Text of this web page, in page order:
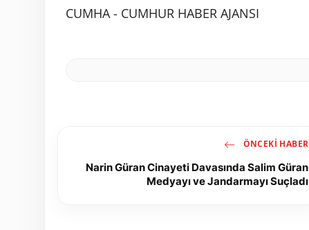
CUMHA - CUMHUR HABER AJANSI
ÖNCEKI HABER
Narin Güran Cinayeti Davasında Salim Güran
Medyayı ve Jandarmayı Suçladı